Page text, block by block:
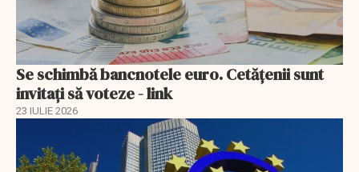
Se schimbă bancnotele euro. Cetățenii sunt
invitați să voteze - link
23 IULIE 2026